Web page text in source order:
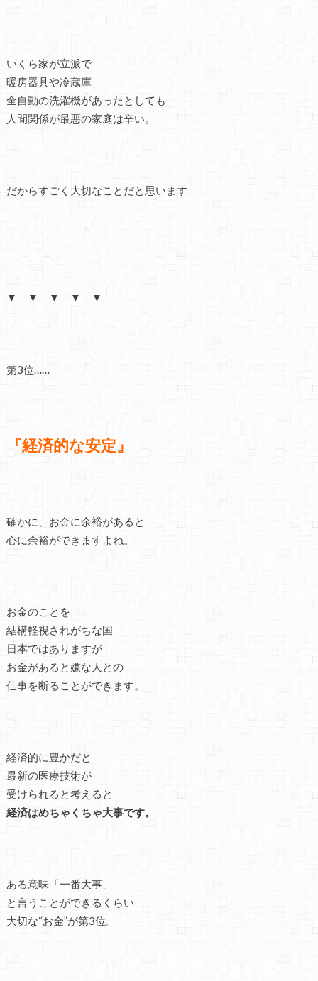
いくら家が立派で
暖房器具や冷蔵庫
全自動の洗濯機があったとしても
人間関係が最悪の家庭は辛い。
だからすごく大切なことだと思います
▼ ▼ ▼ ▼ ▼
第3位……
『経済的な安定』
確かに、お金に余裕があると
心に余裕ができますよね。
お金のことを
結構軽視されがちな国
日本ではありますが
お金があると嫌な人との
仕事を断ることができます。
経済的に豊かだと
最新の医療技術が
受けられると考えると
経済はめちゃくちゃ大事です。
ある意味「一番大事」
と言うことができるくらい
大切な“お金”が第3位。